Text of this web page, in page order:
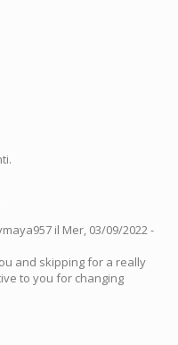
il Mer, 03/09/2022 -
and skipping for a really
to you for changing